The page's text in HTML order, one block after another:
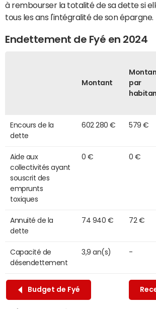
à rembourser la totalité de sa dette si
tous les ans l'intégralité de son épargne.
Endettement de Fyé en 2024
Montant
par
Encours de la
dette
602 280 € 579 €
Aide aux
collectivités ayant
souscrit des
emprunts
toxiques
0 € 0 €
Annuité de la
dette
74 940 € 72 €
Capacité de
désendettement
3,9 an(s) -
Budget de Fyé